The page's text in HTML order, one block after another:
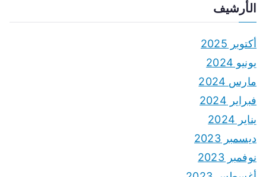
الأرشيف
أكتوبر 2025
يونيو 2024
مارس 2024
فبراير 2024
يناير 2024
ديسمبر 2023
نوفمبر 2023